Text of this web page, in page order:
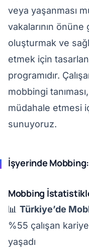
veya yaşanması
vakalarının önüne
oluşturmak ve
etmek için
programıdır.
mobbingi
müdahale etmesi
sunuyoruz.
İşyerinde
Mobbing
📊 Türkiye’de
%55 çalışan
yaşadı